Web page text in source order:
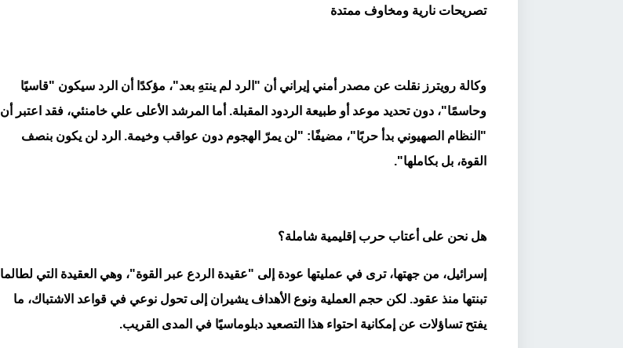
تصريحات نارية ومخاوف ممتدة
وكالة رويترز نقلت عن مصدر أمني إيراني أن "الرد لم ينتهِ بعد"، مؤكدًا أن الرد سيكون "قاسيًا
وحاسمًا"، دون تحديد موعد أو طبيعة الردود المقبلة. أما المرشد الأعلى علي خامنئي، فقد اعتبر أن
"النظام الصهيوني بدأ حربًا"، مضيفًا: "لن يمرّ الهجوم دون عواقب وخيمة. الرد لن يكون بنصف
القوة، بل بكاملها".
هل نحن على أعتاب حرب إقليمية شاملة؟
إسرائيل، من جهتها، ترى في عمليتها عودة إلى "عقيدة الردع عبر القوة"، وهي العقيدة التي لطالما
تبنتها منذ عقود. لكن حجم العملية ونوع الأهداف يشيران إلى تحول نوعي في قواعد الاشتباك، ما
يفتح تساؤلات عن إمكانية احتواء هذا التصعيد دبلوماسيًا في المدى القريب.